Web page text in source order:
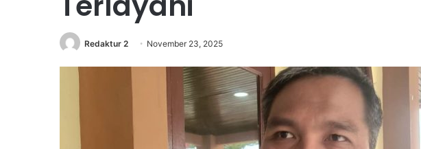
Redaktur 2 November 23, 2025